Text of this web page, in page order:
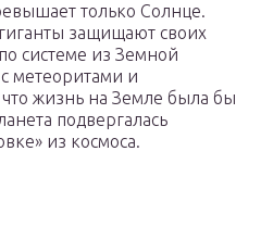
только Солнце.
защищают своих
системе из Земной
метеоритами и
жизнь на Земле была бы
подвергалась
из космоса.